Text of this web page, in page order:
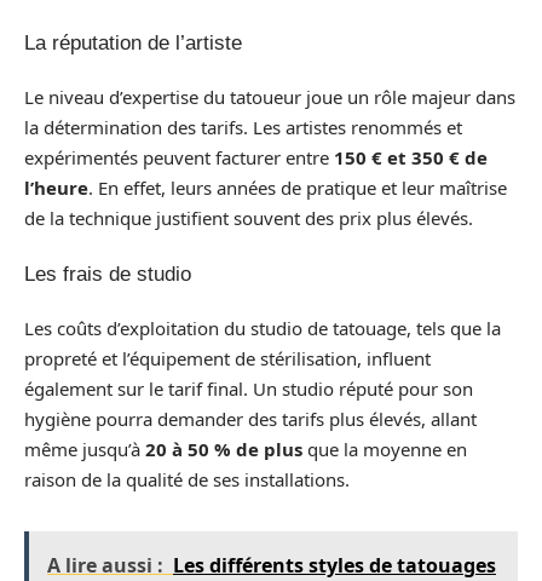
La réputation de l’artiste
Le niveau d’expertise du tatoueur joue un rôle majeur dans
la détermination des tarifs. Les artistes renommés et
expérimentés peuvent facturer entre 150 € et 350 € de
l’heure. En effet, leurs années de pratique et leur maîtrise
de la technique justifient souvent des prix plus élevés.
Les frais de studio
Les coûts d’exploitation du studio de tatouage, tels que la
propreté et l’équipement de stérilisation, influent
également sur le tarif final. Un studio réputé pour son
hygiène pourra demander des tarifs plus élevés, allant
même jusqu’à 20 à 50 % de plus que la moyenne en
raison de la qualité de ses installations.
A lire aussi : Les différents styles de tatouages